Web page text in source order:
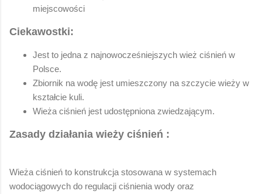
miejscowości
Ciekawostki:
Jest to jedna z najnowocześniejszych wież ciśnień w
Polsce.
Zbiornik na wodę jest umieszczony na szczycie wieży w
kształcie kuli.
Wieża ciśnień jest udostępniona zwiedzającym.
Zasady działania wieży ciśnień :
Wieża ciśnień to konstrukcja stosowana w systemach
wodociągowych do regulacji ciśnienia wody oraz